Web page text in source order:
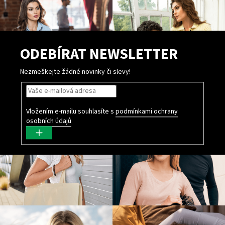
ODEBÍRAT NEWSLETTER
Nezmeškejte žádné novinky či slevy!
Vložením e-mailu souhlasíte s podmínkami ochrany
osobních údajů
PŘIHLÁSIT
SE